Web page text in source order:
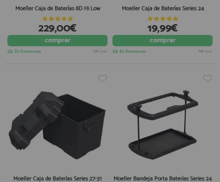
Moeller Caja de Baterías 8D Hi Low
229,00€
comprar
En Existencias IVA incl.
Moeller Caja de Baterías Series 24
19,99€
comprar
En Existencias IVA incl.
Moeller Caja de Baterías Series 27-31 Moeller Bandeja Porta Baterías Series 24